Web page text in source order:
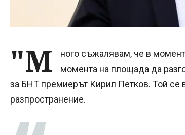
"М
ного съжалявам, че в
момента на площада да
за БНТ премиерът Кирил Петков. Той се
разпространение.